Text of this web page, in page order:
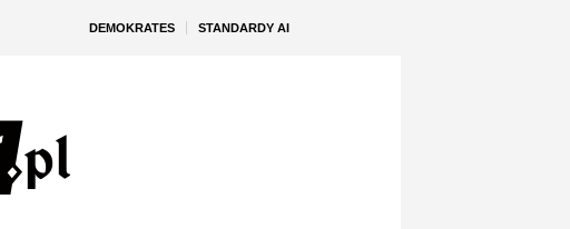
DEMOKRATES STANDARDY AI